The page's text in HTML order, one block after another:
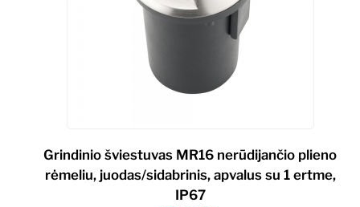
Grindinio šviestuvas MR16 nerūdijančio plieno
rėmeliu, juodas/sidabrinis, apvalus su 1 ertme,
IP67